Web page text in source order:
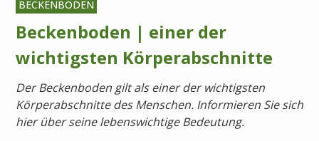
BECKENBODEN
Beckenboden | einer der
wichtigsten Körperabschnitte
Der Beckenboden gilt als einer der wichtigsten
Körperabschnitte des Menschen. Informieren Sie sich
hier über seine lebenswichtige Bedeutung.